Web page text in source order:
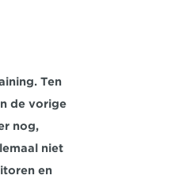
Ten
de vorige
nog,
niet
en